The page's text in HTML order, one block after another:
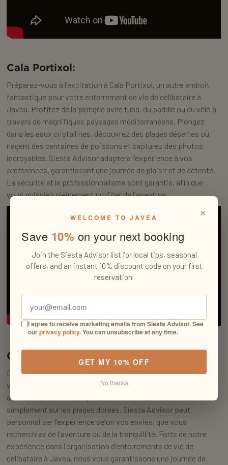
Cala Portixol:
Préparez-vous à l'excitation à Cala Portixol, un autre endroit
fantastique pour votre enterrement de vie de célibataire à
Javea. Profitez de la plongée avec tuba, du paddle ou du vélo à
travers de magnifiques paysages méditerranéens. Plongez
dans les eaux cristallines, découvrez des plages désertes où
nagent des centaines de poissons et capturez des photos
incroyables. Siesta Advisor adaptera l'expérience à vos
préférences, garantissant une journée de plaisir et de détente.
La sécurité et le professionnalisme sont garantis, afin que
vous puissiez pleinement profiter de l'aventure.
Cala Tango:
Découvrez le charme de Cala Tango, une crique cachée pour
votre enterrement de vie de célibataire. Profitez de la plongée
avec tuba, des sauts depuis les falaises ou détendez-vous
simplement sur les plages dorées. Siesta Advisor peut
personnaliser l'expérience selon vos envies, que vous
recherchiez de l'aventure ou de la tranquillité. Forts de notre
expérience dans l'organisation d'enterrements de vie de
célibataire à Javea, nous vous garantissons une journée de
×
WELCOME TO JAVEA
Save 10% on your next booking
Join the Siesta Advisor list for local tips, seasonal
offers, and an instant 10% discount code on your first
reservation.
I agree to receive marketing emails from Siesta Advisor. See
ourprivacy policy. You can unsubscribe at any time.
GET MY 10% OFF
No thanks